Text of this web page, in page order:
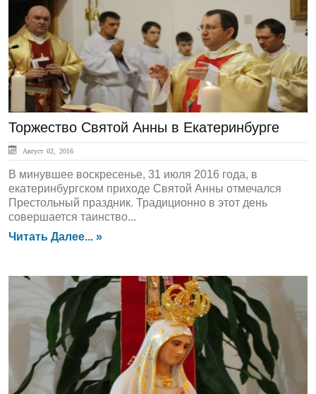
ЛЕНТА НОВОСТЕЙ
Торжество Святой Анны в Екатеринбурге
Август 02, 2016
В минувшее воскресенье, 31 июля 2016 года, в
екатеринбургском приходе Святой Анны отмечался
Престольный праздник. Традиционно в этот день
совершается таинство...
Читать Далее... »
ЛЕНТА НОВОСТЕЙ